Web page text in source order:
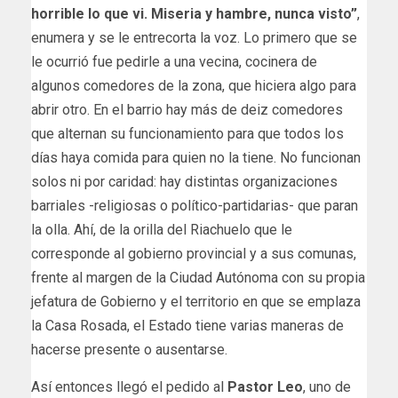
horrible lo que vi. Miseria y hambre, nunca visto”,
enumera y se le entrecorta la voz. Lo primero que se
le ocurrió fue pedirle a una vecina, cocinera de
algunos comedores de la zona, que hiciera algo para
abrir otro. En el barrio hay más de deiz comedores
que alternan su funcionamiento para que todos los
días haya comida para quien no la tiene. No funcionan
solos ni por caridad: hay distintas organizaciones
barriales -religiosas o político-partidarias- que paran
la olla. Ahí, de la orilla del Riachuelo que le
corresponde al gobierno provincial y a sus comunas,
frente al margen de la Ciudad Autónoma con su propia
jefatura de Gobierno y el territorio en que se emplaza
la Casa Rosada, el Estado tiene varias maneras de
hacerse presente o ausentarse.
Así entonces llegó el pedido al Pastor Leo, uno de